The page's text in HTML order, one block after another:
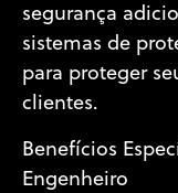
segurança
sistemas de
para proteger
clientes.
Benefícios
Engenheiro